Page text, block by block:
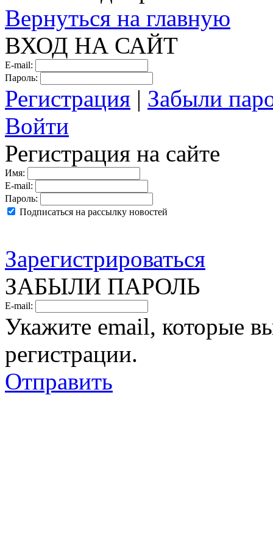
Вернуться на главную
ВХОД НА САЙТ
E-mail:
Пароль:
Регистрация | Забыли
Войти
Регистрация на сайте
Имя:
E-mail:
Пароль:
Подписаться на рассылку новостей
Зарегистрироваться
ЗАБЫЛИ ПАРОЛЬ
E-mail:
Укажите email, которые
регистрации.
Отправить